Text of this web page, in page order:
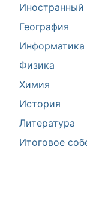
Иностранный
География
Информатика
Физика
Химия
История
Литература
Итоговое